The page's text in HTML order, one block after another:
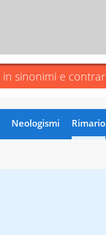
Neologismi Rimario